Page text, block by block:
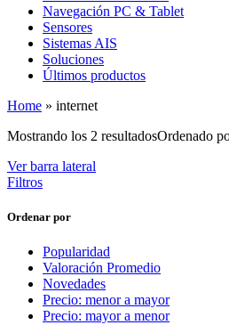
Navegación PC & Tablet
Sensores
Sistemas AIS
Soluciones
Últimos productos
Home » internet
Mostrando los 2 resultadosOrdenado
Ver barra lateral
Filtros
Ordenar por
Popularidad
Valoración Promedio
Novedades
Precio: menor a mayor
Precio: mayor a menor